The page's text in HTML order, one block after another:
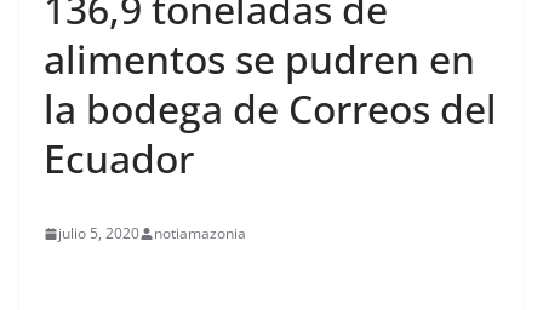
alimentos se pudren en
la bodega de Correos del
Ecuador
julio 5, 2020 notiamazonia